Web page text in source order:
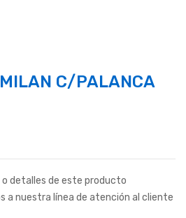
C/PALANCA
detalles de este producto
a nuestra línea de atención al cliente